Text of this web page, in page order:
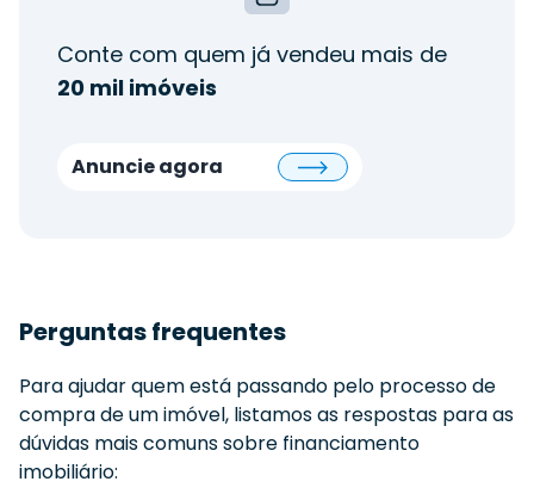
Conte com quem já vendeu mais de
20 mil imóveis
Anuncie agora
Perguntas frequentes
Para ajudar quem está passando pelo processo de
compra de um imóvel, listamos as respostas para as
dúvidas mais comuns sobre financiamento
imobiliário: